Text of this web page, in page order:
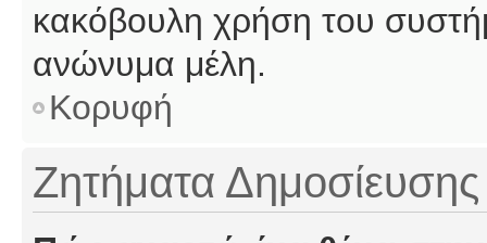
κακόβουλη χρήση του
ανώνυμα μέλη.
Κορυφή
Ζητήματα Δημοσίευσης